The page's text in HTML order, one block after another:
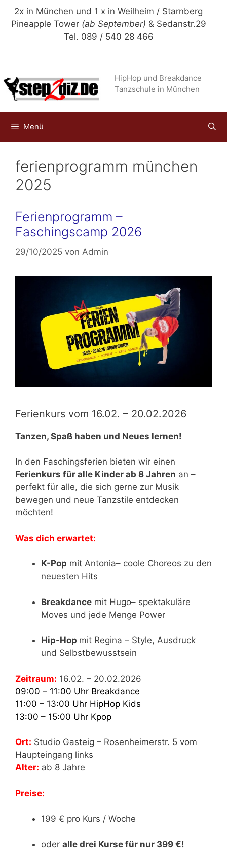
Zum
Inhalt
2x in München und 1 x in Weilheim / Starnberg
Pineapple Tower (ab September) & Sedanstr.29
Tel. 089 / 540 28 466
HipHop und Breakdance
Tanzschule in München
Menü
ferienprogramm münchen
2025
Ferienprogramm –
Faschingscamp 2026
29/10/2025 von Admin
Ferienkurs vom 16.02. – 20.02.2026
Tanzen, Spaß haben und Neues lernen!
In den Faschingsferien bieten wir einen
Ferienkurs für alle Kinder ab 8 Jahren an –
perfekt für alle, die sich gerne zur Musik
bewegen und neue Tanzstile entdecken
möchten!
Was dich erwartet:
K-Pop mit Antonia– coole Choreos zu den
neuesten Hits
Breakdance mit Hugo– spektakuläre
Moves und jede Menge Power
Hip-Hop mit Regina – Style, Ausdruck
und Selbstbewusstsein
Zeitraum: 16.02. – 20.02.2026
09:00 – 11:00 Uhr Breakdance
11:00 – 13:00 Uhr HipHop Kids
13:00 – 15:00 Uhr Kpop
Ort: Studio Gasteig – Rosenheimerstr. 5 vom
Haupteingang links
Alter: ab 8 Jahre
Preise:
199 € pro Kurs / Woche
oder alle drei Kurse für nur 399 €!